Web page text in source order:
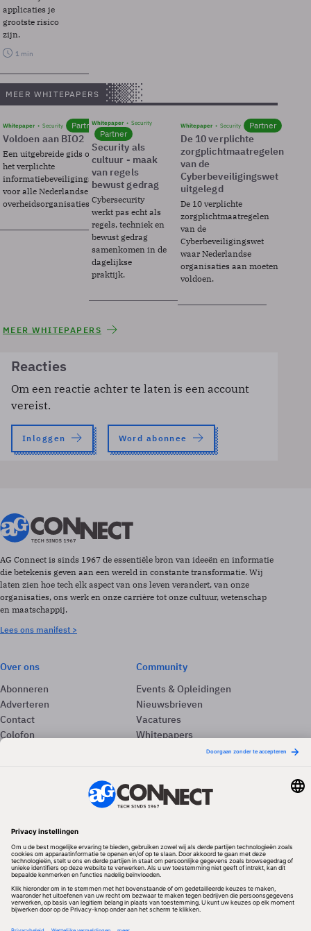
applicaties je
grootste risico
zijn.
1 min
MEER WHITEPAPERS
Whitepaper Security Partner
Voldoen aan BIO2
Een uitgebreide gids over BIO2,
het verplichte
informatiebeveiligingsframework
voor alle Nederlandse
overheidsorganisaties.
Whitepaper Security
Partner
Security als
cultuur - maak
van regels
bewust gedrag
Cybersecurity
werkt pas echt als
regels, techniek en
bewust gedrag
samenkomen in de
dagelijkse
praktijk.
Whitepaper Security Partner
De 10 verplichte
zorgplichtmaatregelen
van de
Cyberbeveiligingswet
uitgelegd
De 10 verplichte
zorgplichtmaatregelen
van de
Cyberbeveiligingswet
waar Nederlandse
organisaties aan moeten
voldoen.
MEER WHITEPAPERS
Reacties
Om een reactie achter te laten is een account
vereist.
Inloggen Word abonnee
AG Connect is sinds 1967 de essentiële bron van ideeën en informatie
die betekenis geven aan een wereld in constante transformatie. Wij
laten zien hoe tech elk aspect van ons leven verandert, van onze
organisaties, ons werk en onze carrière tot onze cultuur, wetenschap
en maatschappij.
Lees ons manifest >
Over ons
Abonneren
Adverteren
Contact
Colofon
Community
Events & Opleidingen
Nieuwsbrieven
Vacatures
Whitepapers
Redactionele partner
Algemene Voorwaarden & Copyrights